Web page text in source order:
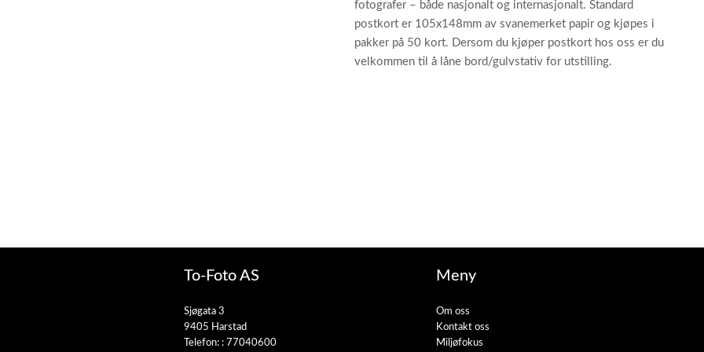
fotografer – både nasjonalt og internasjonalt. Standard
postkort er 105x148mm av svanemerket papir og kjøpes i
pakker på 50 kort. Dersom du kjøper postkort hos oss er du
velkommen til å låne bord/gulvstativ for utstilling.
To-Foto AS
Sjøgata 3
9405 Harstad
Telefon: : 77040600
Meny
Om oss
Kontakt oss
Miljøfokus